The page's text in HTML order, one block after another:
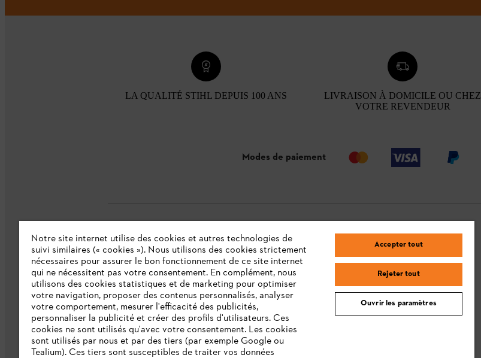
LA QUALITÉ STIHL DEPUIS 100 ANS
LIVRAISON À DOMICILE OU CHEZ
VOTRE REVENDEUR
Modes de paiement
L'Entreprise
Collections STIHL
Qui sommes-nous ?
Presse
Ligne Intégrité STIHL
Questions / Réponses
Moyens de paiement
Droit de rétractation et retour
Notre site internet utilise des cookies et autres technologies de
suivi similaires (« cookies »). Nous utilisons des cookies strictement
nécessaires pour assurer le bon fonctionnement de ce site internet
qui ne nécessitent pas votre consentement. En complément, nous
utilisons des cookies statistiques et de marketing pour optimiser
votre navigation, proposer des contenus personnalisés, analyser
votre comportement, mesurer l'efficacité des publicités,
personnaliser la publicité et créer des profils d'utilisateurs. Ces
cookies ne sont utilisés qu'avec votre consentement. Les cookies
sont utilisés par nous et par des tiers (par exemple Google ou
Tealium). Ces tiers sont susceptibles de traiter vos données
Accepter tout
Rejeter tout
Ouvrir les paramètres